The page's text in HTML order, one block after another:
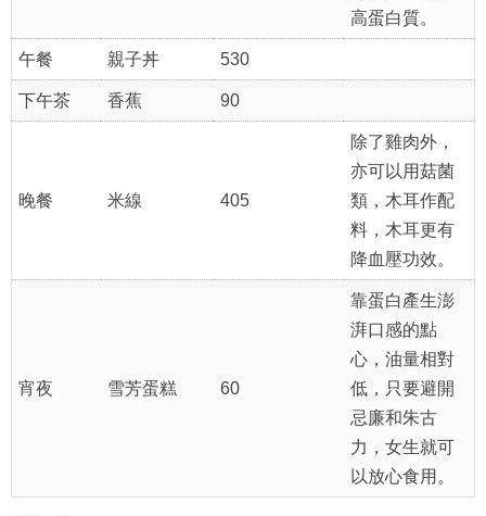
高蛋白質。
午餐 親子丼 530
下午茶 香蕉 90
晚餐 米線 405
除了雞肉外，
亦可以用菇菌
類，木耳作配
料，木耳更有
降血壓功效。
宵夜 雪芳蛋糕 60
靠蛋白產生澎
湃口感的點
心，油量相對
低，只要避開
忌廉和朱古
力，女生就可
以放心食用。